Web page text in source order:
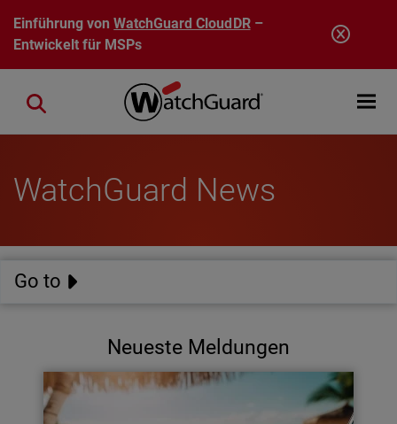
Direkt zum Inhalt
Einführung vonWatchGuard CloudDR–
Entwickelt für MSPs
Open
Close search
WatchGuard News
Go to
Neueste Meldungen